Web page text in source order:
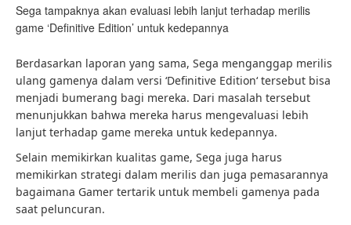
Sega tampaknya akan evaluasi lebih lanjut terhadap merilis
game ‘Definitive Edition’ untuk kedepannya
Berdasarkan laporan yang sama, Sega menganggap merilis
ulang gamenya dalam versi ‘Definitive Edition‘ tersebut bisa
menjadi bumerang bagi mereka. Dari masalah tersebut
menunjukkan bahwa mereka harus mengevaluasi lebih
lanjut terhadap game mereka untuk kedepannya.
Selain memikirkan kualitas game, Sega juga harus
memikirkan strategi dalam merilis dan juga pemasarannya
bagaimana Gamer tertarik untuk membeli gamenya pada
saat peluncuran.